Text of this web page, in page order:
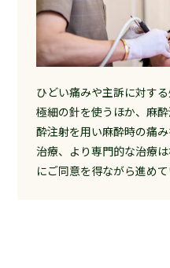
ひどい痛みや主訴に対す
極細の針を使うほか、麻
酔注射を用い麻酔時の痛
治療、より専門的な治療
にご同意を得ながら進めて